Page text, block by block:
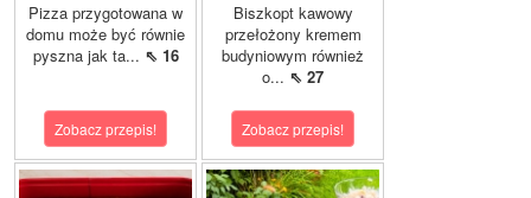
Pizza przygotowana w
domu może być równie
pyszna jak ta... ⇖ 16
Zobacz przepis!
Biszkopt kawowy
przełożony kremem
budyniowym również
o... ⇖ 27
Zobacz przepis!